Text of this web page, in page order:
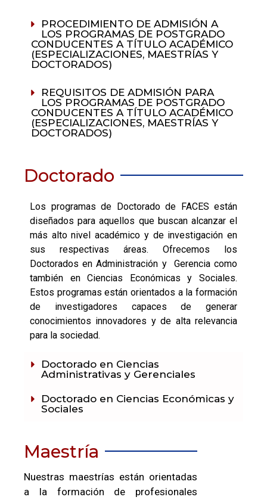
PROCEDIMIENTO DE ADMISIÓN A
LOS PROGRAMAS DE POSTGRADO
CONDUCENTES A TÍTULO ACADÉMICO
(ESPECIALIZACIONES, MAESTRÍAS Y
DOCTORADOS)
REQUISITOS DE ADMISIÓN PARA
LOS PROGRAMAS DE POSTGRADO
CONDUCENTES A TÍTULO ACADÉMICO
(ESPECIALIZACIONES, MAESTRÍAS Y
DOCTORADOS)
Doctorado
Los programas de Doctorado de FACES están
diseñados para aquellos que buscan alcanzar el
más alto nivel académico y de investigación en
sus respectivas áreas. Ofrecemos los
Doctorados en Administración y Gerencia como
también en Ciencias Económicas y Sociales.
Estos programas están orientados a la formación
de investigadores capaces de generar
conocimientos innovadores y de alta relevancia
para la sociedad.
Doctorado en Ciencias
Administrativas y Gerenciales
Doctorado en Ciencias Económicas y
Sociales
Maestría
Nuestras maestrías están orientadas
a la formación de profesionales